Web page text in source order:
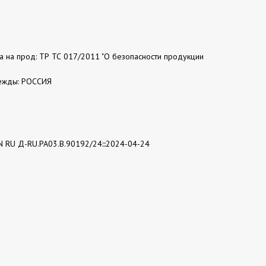
на прод: ТР ТС 017/2011 "О безопасности продукции
РОССИЯ
RU Д-RU.РА03.В.90192/24:::2024-04-24